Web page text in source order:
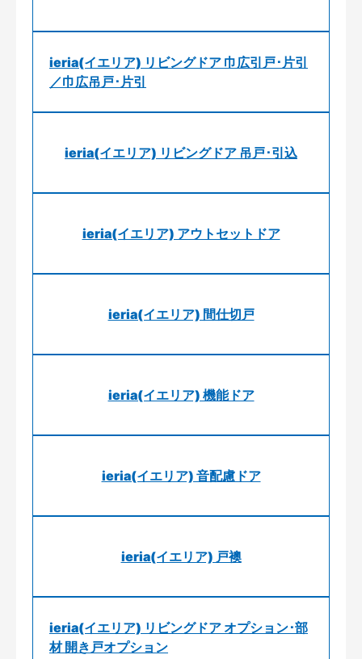
ieria(イエリア) リビングドア 巾広引戸･片引
／巾広吊戸･片引
ieria(イエリア) リビングドア 吊戸･引込
ieria(イエリア) アウトセットドア
ieria(イエリア) 間仕切戸
ieria(イエリア) 機能ドア
ieria(イエリア) 音配慮ドア
ieria(イエリア) 戸襖
ieria(イエリア) リビングドア オプション･部
材 開き戸オプション